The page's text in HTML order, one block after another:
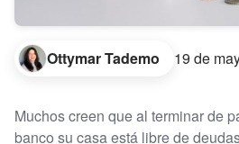
Ottymar Tademo 19 de
Muchos creen que al terminar de
banco su casa está libre de